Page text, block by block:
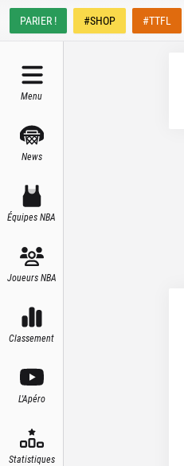
PARIER ! #SHOP #TTFL
Menu
News
Équipes NBA
Joueurs NBA
Classement
L'Apéro
Statistiques